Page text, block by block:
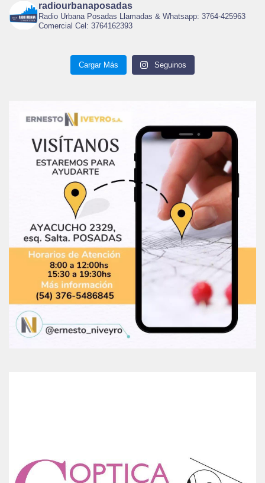
radiourbanaposadas
Radio Urbana Posadas Llamadas & Whatsapp: 3764-425963
Comercial Cel: 3764162393
Cargar Más Seguinos